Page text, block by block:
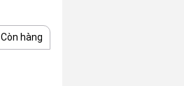
Còn hàng